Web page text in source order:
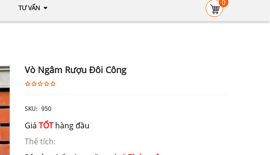
TƯ VẤN
0
Vò Ngâm Rượu Đôi Công
SKU: 950
Giá TỐThàng đầu
Thể tích: